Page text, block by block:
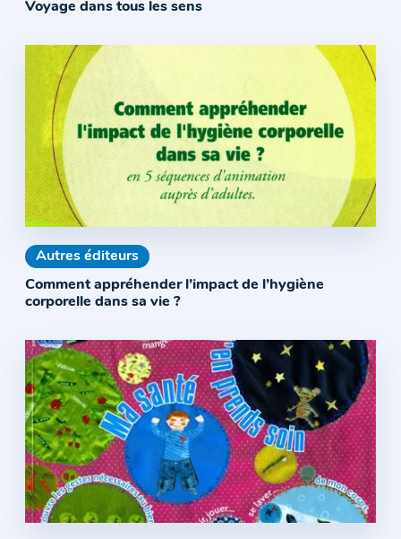
Voyage dans tous les sens
Autres éditeurs
Comment appréhender l’impact de l’hygiène
corporelle dans sa vie ?